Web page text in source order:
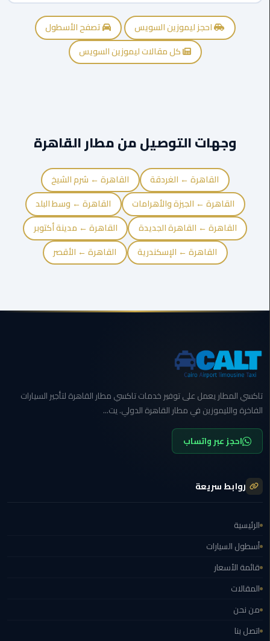
مكاتب
ليموزين
حلوان
ليموزين
الإسماعيلية
ليموزين
المنوفية
ليموزين
بلطيم
بورسعيد
الشرقية
ليموزين
بنها
ليموزين
العبور
ليموزين
6
اكتوبر
الساخن
ليموزين
احجز ليموزين السويس
تصفح الأسطول
كل مقالات ليموزين السويس
وجهات التوصيل من مطار القاهرة
القاهرة ← الغردقة
القاهرة ← شرم الشيخ
القاهرة ← الجيزة والأهرامات
القاهرة ← وسط البلد
القاهرة ← القاهرة الجديدة
القاهرة ← مدينة أكتوبر
القاهرة ← الإسكندرية
القاهرة ← الأقصر
تاكسي المطار يعمل على توفير خدمات تاكسي مطار القاهرة لتأجير السيارات
الفاخرة والليموزين في مطار القاهرة الدولي. يت...
احجز عبر واتساب
روابط سريعة
الرئيسية
أسطول السيارات
قائمة الأسعار
المقالات
من نحن
اتصل بنا